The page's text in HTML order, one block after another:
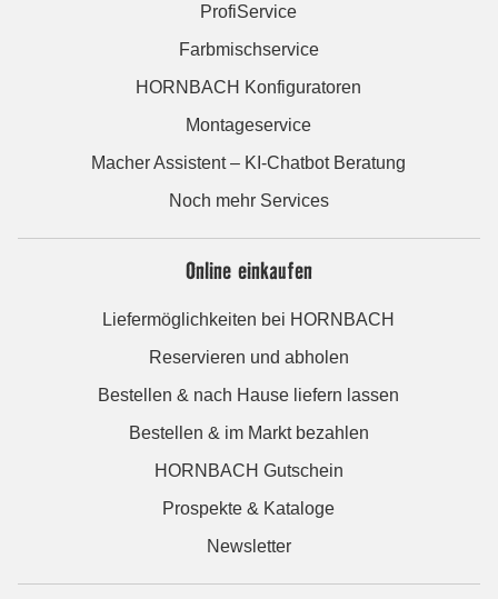
ProfiService
Farbmischservice
HORNBACH Konfiguratoren
Montageservice
Macher Assistent – KI-Chatbot Beratung
Noch mehr Services
Online einkaufen
Liefermöglichkeiten bei HORNBACH
Reservieren und abholen
Bestellen & nach Hause liefern lassen
Bestellen & im Markt bezahlen
HORNBACH Gutschein
Prospekte & Kataloge
Newsletter